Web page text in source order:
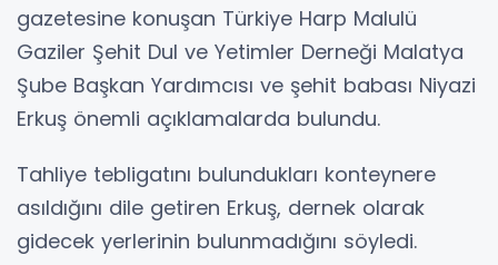
gazetesine konuşan Türkiye Harp Malulü
Gaziler Şehit Dul ve Yetimler Derneği Malatya
Şube Başkan Yardımcısı ve şehit babası Niyazi
Erkuş önemli açıklamalarda bulundu.
Tahliye tebligatını bulundukları konteynere
asıldığını dile getiren Erkuş, dernek olarak
gidecek yerlerinin bulunmadığını söyledi.